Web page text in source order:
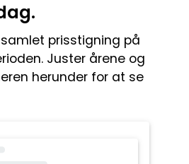
prisstigning på
Juster årene og
herunder for at se